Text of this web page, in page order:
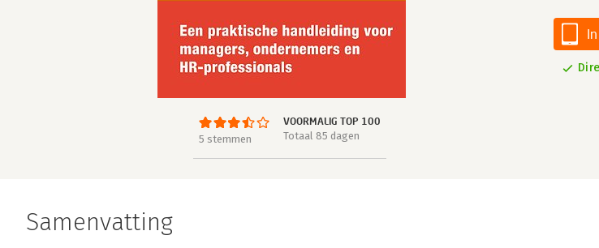
5 stemmen
VOORMALIG TOP 100
Totaal 85 dagen
Samenvatting